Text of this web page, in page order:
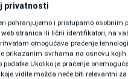
Bosne i
su Tea i Antonina do
način – bez
turnira.
privatnosti
pohranjujemo i pristupamo osobnim
stranica ili lični identifikatori, na
omogućava praćenje
prikazanim svrhama na osnovu
Ukoliko je praćenje
vidite možda neće biti relevantni